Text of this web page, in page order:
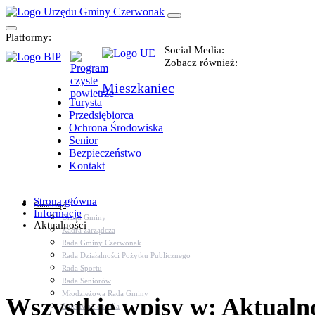
Platformy:
Social Media:
Zobacz również:
Mieszkaniec
Turysta
Przedsiębiorca
Ochrona Środowiska
Senior
Bezpieczeństwo
Kontakt
Samorząd
Urząd Gminy
Kadra zarządcza
Rada Gminy Czerwonak
Rada Działalności Pożytku Publicznego
Rada Sportu
Rada Seniorów
Młodzieżowa Rada Gminy
Sołectwa i osiedla
Strona główna
Informacje
Aktualności
Wszystkie wpisy w: